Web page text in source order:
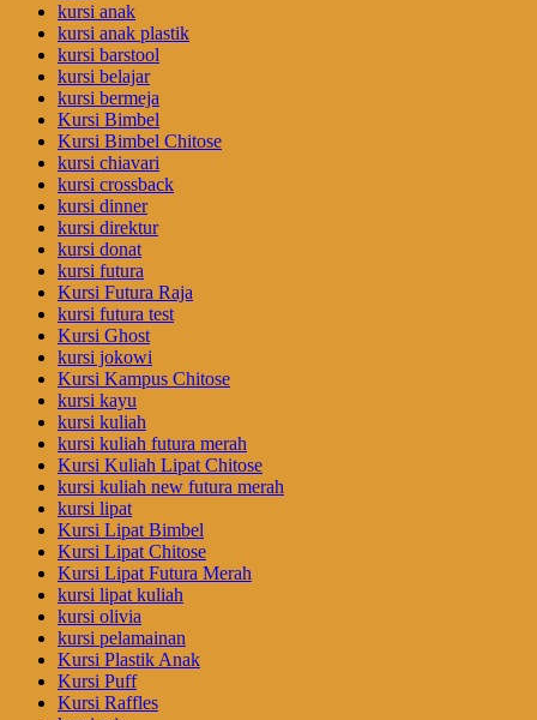
kursi anak
kursi anak plastik
kursi barstool
kursi belajar
kursi bermeja
Kursi Bimbel
Kursi Bimbel Chitose
kursi chiavari
kursi crossback
kursi dinner
kursi direktur
kursi donat
kursi futura
Kursi Futura Raja
kursi futura test
Kursi Ghost
kursi jokowi
Kursi Kampus Chitose
kursi kayu
kursi kuliah
kursi kuliah futura merah
Kursi Kuliah Lipat Chitose
kursi kuliah new futura merah
kursi lipat
Kursi Lipat Bimbel
Kursi Lipat Chitose
Kursi Lipat Futura Merah
kursi lipat kuliah
kursi olivia
kursi pelamainan
Kursi Plastik Anak
Kursi Puff
Kursi Raffles